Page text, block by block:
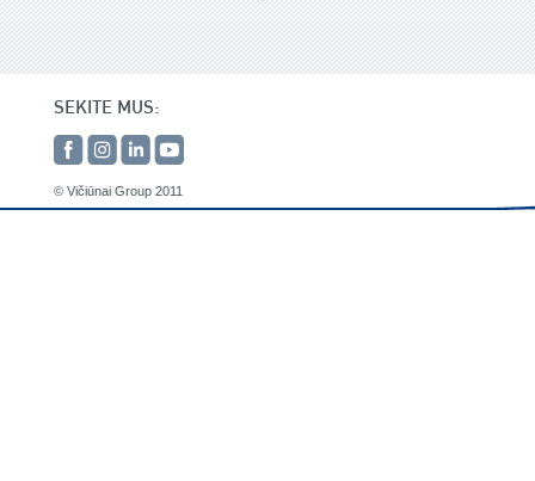
SEKITE MUS:
© Vičiūnai Group 2011